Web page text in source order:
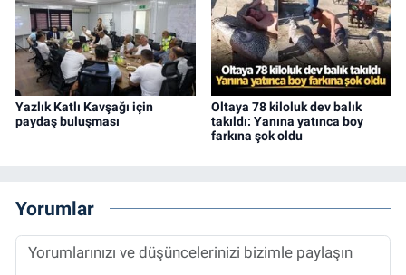
Yazlık Katlı Kavşağı için
paydaş buluşması
Oltaya 78 kiloluk dev balık
takıldı: Yanına yatınca boy
farkına şok oldu
Yorumlar